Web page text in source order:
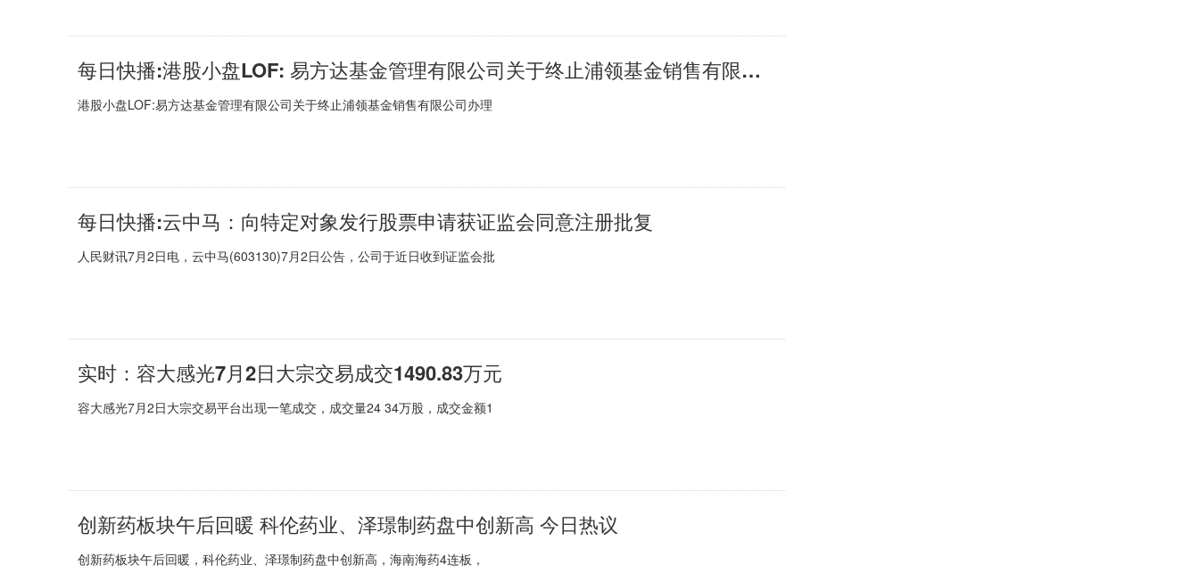
每日快播:港股小盘LOF: 易方达基金管理有限公司关于终止浦领基金销售有限公司办理本公司旗下基金销售业务的公告
港股小盘LOF:易方达基金管理有限公司关于终止浦领基金销售有限公司办理
每日快播:云中马：向特定对象发行股票申请获证监会同意注册批复
人民财讯7月2日电，云中马(603130)7月2日公告，公司于近日收到证监会批
实时：容大感光7月2日大宗交易成交1490.83万元
容大感光7月2日大宗交易平台出现一笔成交，成交量24 34万股，成交金额1
创新药板块午后回暖 科伦药业、泽璟制药盘中创新高 今日热议
创新药板块午后回暖，科伦药业、泽璟制药盘中创新高，海南海药4连板，